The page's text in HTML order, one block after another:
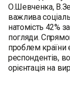
О.Шевченка,
важлива
натомість 42%
погляди.
проблем країни
респондентів,
орієнтація на